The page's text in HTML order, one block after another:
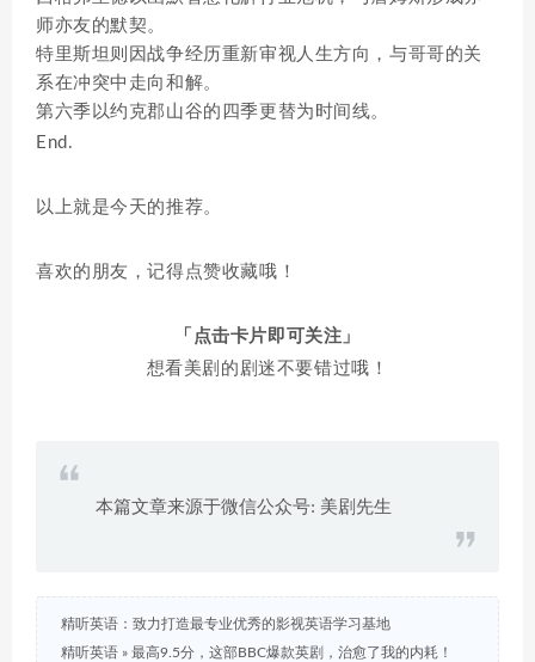
师亦友的默契。
特里斯坦则因战争经历重新审视人生方向，与哥哥的关
系在冲突中走向和解。
第六季以约克郡山谷的四季更替为时间线。
End.
以上就是今天的推荐。
喜欢的朋友，记得点赞收藏哦 ！
「点击卡片即可关注」
想看美剧的剧迷不要错过哦！
本篇文章来源于微信公众号: 美剧先生
精听英语：致力打造最专业优秀的影视英语学习基地
精听英语 » 最高9.5分，这部BBC爆款英剧，治愈了我的内耗！